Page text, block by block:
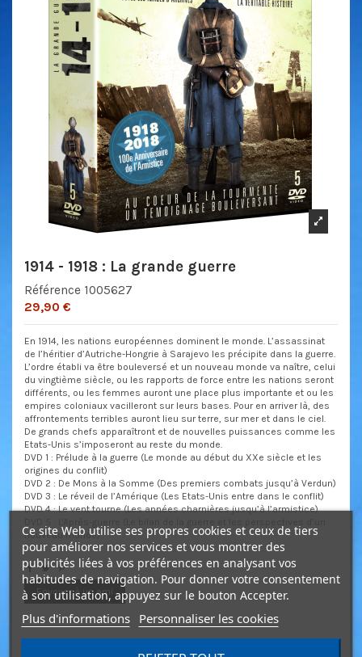
1914 - 1918 : La grande guerre
Référence 1005627
29,90 €
En 1914, les nations européennes dominent le monde. L’assassinat
de l’héritier d’Autriche-Hongrie à Sarajevo les précipite dans la guerre.
L’ordre établi va être bouleversé et un nouveau monde va naître, celui
du vingtième siècle, ou les rapports de force entre les nations seront
différents, ou les femmes auront une place plus importante et ou les
empires coloniaux vacilleront sur leurs bases. Pour en arriver là, des
affrontements terribles auront lieu sur terre, sur mer et dans le ciel.
De grands chefs apparaîtront et de nouvelles puissances comme les
Etats-Unis s’imposeront au reste du monde.
DVD 1 : Prélude à la guerre (Le monde au début du XXe siècle et les
origines du conflit)
DVD 2 : De Mons à la Somme (Des premiers combats jusqu’à Verdun)
DVD 3 : Le réveil de l’Amérique (Les Etats-Unis entre dans le conflit)
DVD 4 : Le vent tourne (Les années charnières jusqu’à l’armistice)
nouveau monde)
Envoyer à un ami
Ce site Web utilise ses propres cookies et ceux de tiers
pour améliorer nos services et vous montrer des
publicités liées à vos préférences en analysant vos
habitudes de navigation. Pour donner votre consentement
à son utilisation, appuyez sur le bouton Accepter.
Plus d'informations Personnaliser les cookies